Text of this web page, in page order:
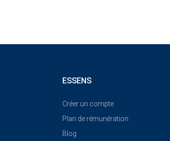
ESSENS
Créer un compte
Plan de rémunération
Blog